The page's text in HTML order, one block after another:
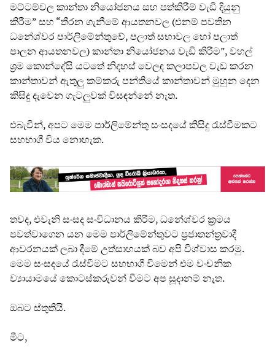
මට්ටම්වල කාන්තා නියෝජනය සහ පත්කිරීම් වැඩි දියුනු
කිරීම” සහ “තීරන ගැනීමේ ආයතනවල (එනම් පවතින
ධනේශ්වර පාර්ලිමේන්තුවේ, පලාත් සභාවල හෝ පලාත්
පාලන ආයතනවල) කාන්තා නියෝජනය වැඩි කිරීම”, වහල්
ශ්‍රම කොන්දේසි යටතේ නිදහස් වෙලඳ කලාපවල වැඩ කරන
කාන්තාවන් ඇතුලු කම්කරු පන්තියේ කාන්තාවන් මුහුන දෙන
කිසිදු දැවෙන ගැටලුවක් විසඳන්නේ නැත.
එබැවින්, අපට මෙම පාර්ලිමේන්තු සංසදයේ කිසිදු රැස්වීමකට
සහභාගී විය නොහැක.
තවද, එවැනි සංසද සංවිධානය කිරීම, ධනේශ්වර ක්‍රමය
පවත්වාගෙන යන මෙම පාර්ලිමේන්තුවට ප්‍රජාතන්ත්‍රවාදී
ආවරනයක් ලබා දීමේ උත්සාහයක් බව අපි විශ්වාස කරමු.
මෙම සංසදයේ රැස්වීමට සහභාගී වීමෙන් එම වංචනික
ව්‍යායාමයේ කොටස්කරුවන් වීමට අප සූදානම් නැත.
ඔබට ස්තුතියි.
මීට,